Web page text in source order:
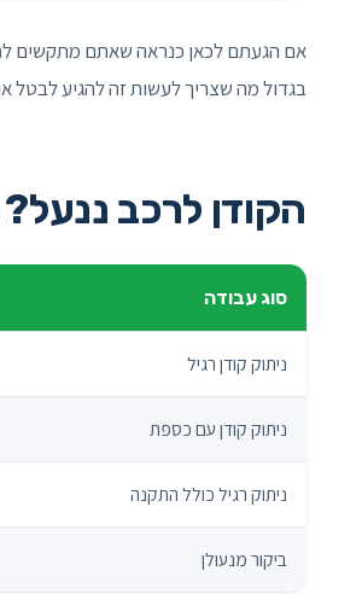
אם הגעתם לכאן כנראה שאתם מתקשים
בגדול מה שצריך לעשות זה להגיע לבטל
הקודן לרכב
סוג עבודה
ניתוק קודן רגיל
ניתוק קודן עם כספת
ניתוק רגיל כולל התקנה
ביקור מנעולן